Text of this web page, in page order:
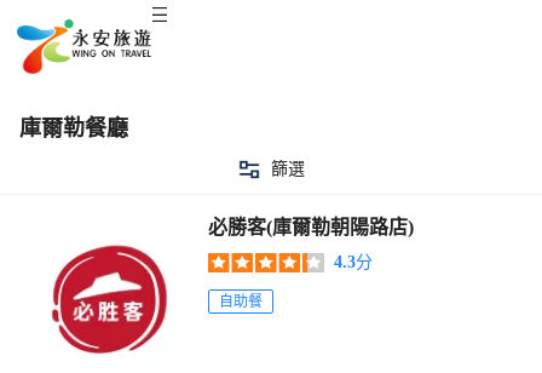
庫爾勒餐廳
篩選
必勝客(庫爾勒朝陽路店)
4.3分
自助餐